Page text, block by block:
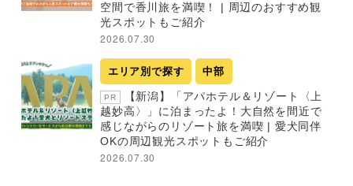
空間で香川旅を満喫！ | 周辺のおすすめ観
光スポットもご紹介
2026.07.30
エリア別で探す 中部
PR
【新潟】「アパホテル＆リゾート〈上
越妙高〉」に泊まったよ！大自然を間近で
感じながらのリゾート旅を満喫 | 愛犬同伴
OKの周辺観光スポットもご紹介
2026.07.30